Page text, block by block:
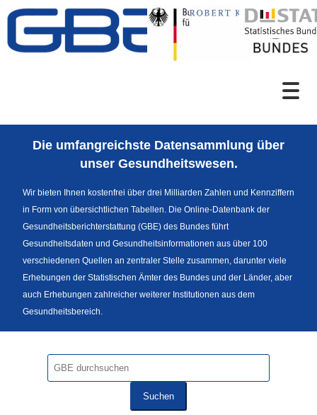
Zum Inhalt
Sprachumschaltung
Die umfangreichste Datensammlung über
unser Gesundheitswesen.
Wir bieten Ihnen kostenfrei über drei Milliarden Zahlen und Kennziffern
in Form von übersichtlichen Tabellen. Die Online-Datenbank der
Gesundheitsberichterstattung (GBE) des Bundes führt
Gesundheitsdaten und Gesundheitsinformationen aus über 100
verschiedenen Quellen an zentraler Stelle zusammen, darunter viele
Erhebungen der Statistischen Ämter des Bundes und der Länder, aber
auch Erhebungen zahlreicher weiterer Institutionen aus dem
Gesundheitsbereich.
Suchen